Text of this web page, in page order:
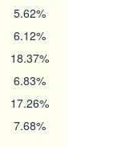
5.62%
6.12%
18.37%
6.83%
17.26%
7.68%